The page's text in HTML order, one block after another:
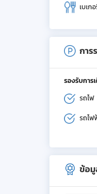
เบเก
การ
รองรับการ
รถไฟ
รถไฟ
ข้อมู